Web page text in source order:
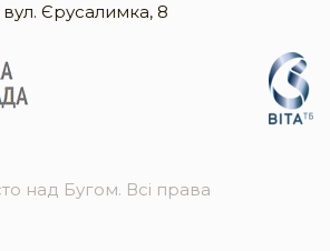
вул. Єрусалимка, 8
над Бугом. Всі права